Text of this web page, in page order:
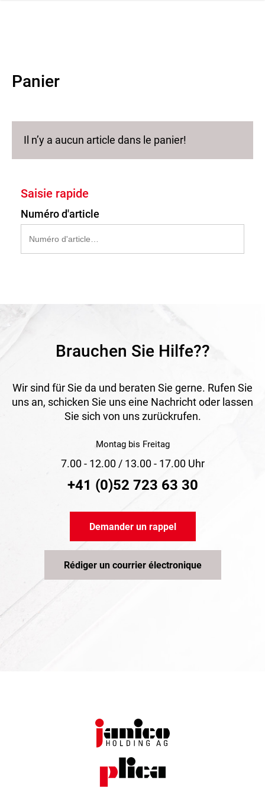
Panier
Il n’y a aucun article dans le panier!
Saisie rapide
Numéro d'article
Brauchen Sie Hilfe??
Wir sind für Sie da und beraten Sie gerne. Rufen Sie
uns an, schicken Sie uns eine Nachricht oder lassen
Sie sich von uns zurückrufen.
Montag bis Freitag
7.00 - 12.00 / 13.00 - 17.00 Uhr
+41 (0)52 723 63 30
Demander un rappel
Rédiger un courrier électronique